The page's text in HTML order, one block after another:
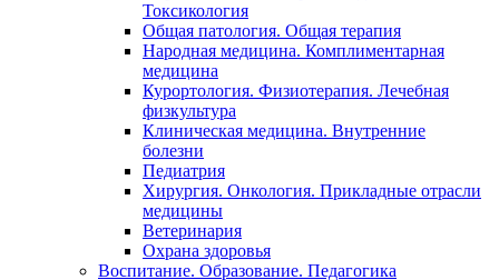
Токсикология
Общая патология. Общая терапия
Народная медицина. Комплиментарная
медицина
Курортология. Физиотерапия. Лечебная
физкультура
Клиническая медицина. Внутренние
болезни
Педиатрия
Хирургия. Онкология. Прикладные отрасли
медицины
Ветеринария
Охрана здоровья
Воспитание. Образование. Педагогика